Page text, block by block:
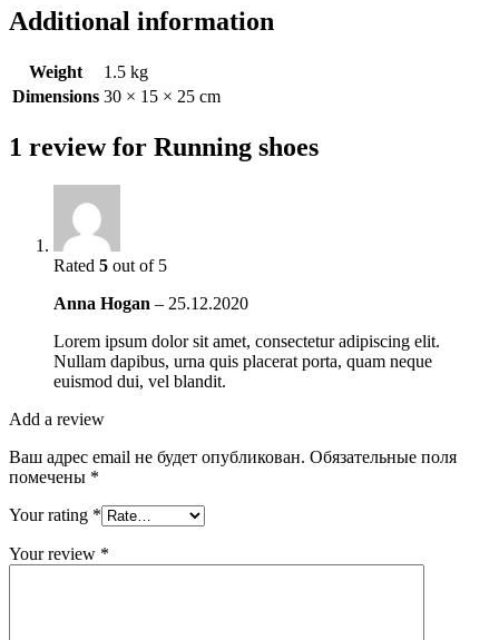
Additional information
Weight
1.5 kg
Dimensions 30 × 15 × 25 cm
1 review for Running shoes
Rated 5 out of 5
Anna Hogan – 25.12.2020
Lorem ipsum dolor sit amet, consectetur adipiscing elit.
Nullam dapibus, urna quis placerat porta, quam neque
euismod dui, vel blandit.
Add a review
Ваш адрес email не будет опубликован. Обязательные поля
помечены *
Your rating *
Your review *